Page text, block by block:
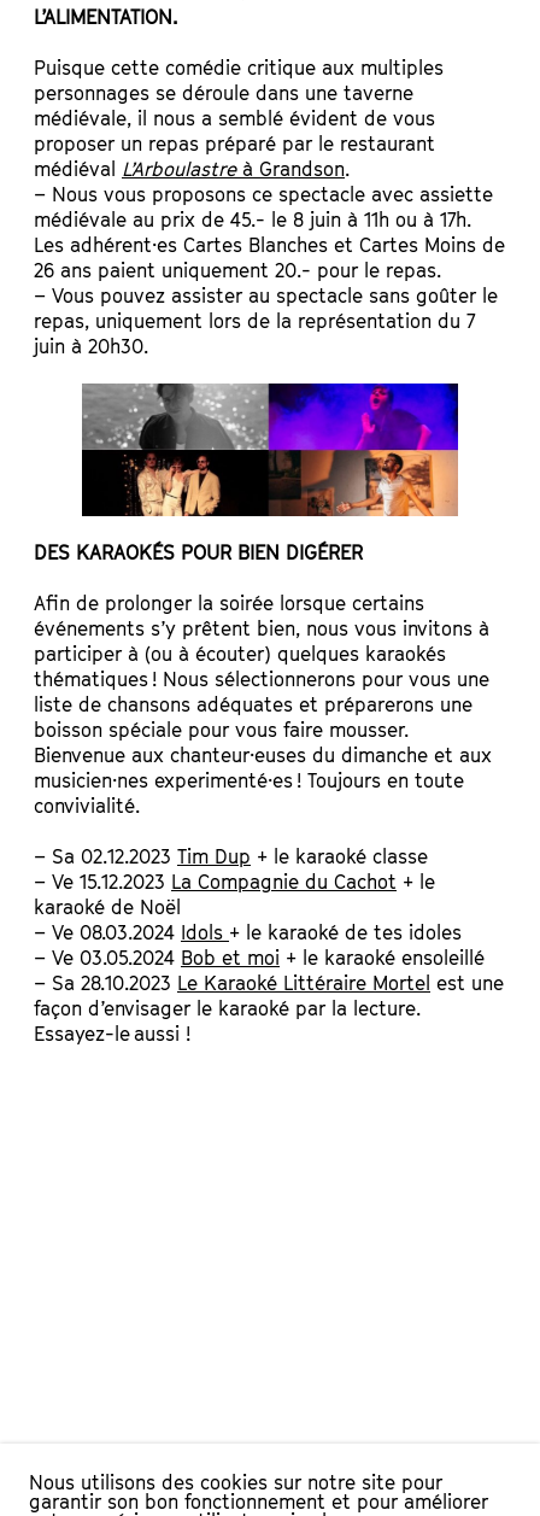
L’ALIMENTATION.
Puisque cette comédie critique aux multiples
personnages se déroule dans une taverne
médiévale, il nous a semblé évident de vous
proposer un repas préparé par le restaurant
médiéval L’Arboulastreà Grandson.
– Nous vous proposons ce spectacle avec assiette
médiévale au prix de 45.- le 8 juin à 11h ou à 17h.
Les adhérent·es Cartes Blanches et Cartes Moins de
26 ans paient uniquement 20.- pour le repas.
– Vous pouvez assister au spectacle sans goûter le
repas, uniquement lors de la représentation du 7
juin à 20h30.
DES KARAOKÉS POUR BIEN DIGÉRER
Afin de prolonger la soirée lorsque certains
événements s’y prêtent bien, nous vous invitons à
participer à (ou à écouter) quelques karaokés
thématiques ! Nous sélectionnerons pour vous une
liste de chansons adéquates et préparerons une
boisson spéciale pour vous faire mousser.
Bienvenue aux chanteur·euses du dimanche et aux
musicien·nes experimenté·es ! Toujours en toute
convivialité.
– Sa 02.12.2023 Tim Dup + le karaoké classe
– Ve 15.12.2023 La Compagnie du Cachot + le
karaoké de Noël
– Ve 08.03.2024 Idols + le karaoké de tes idoles
– Ve 03.05.2024 Bob et moi + le karaoké ensoleillé
– Sa 28.10.2023 Le Karaoké Littéraire Mortel est une
façon d’envisager le karaoké par la lecture.
Essayez-le aussi !
Nous utilisons des cookies sur notre site pour
garantir son bon fonctionnement et pour améliorer